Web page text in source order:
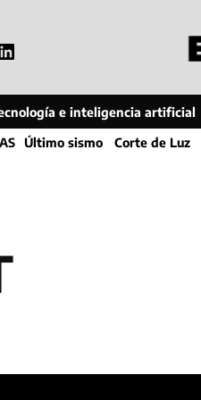
e inteligencia artificial
Último sismo Corte de Luz